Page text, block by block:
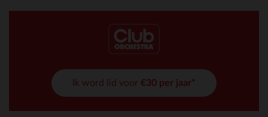
Ik word lid voor €30 per jaar*